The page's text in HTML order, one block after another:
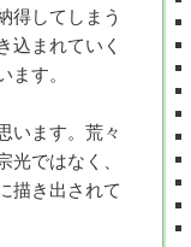
得してしまう
込まれていく
す。
います。荒々
ではなく、
描き出されて